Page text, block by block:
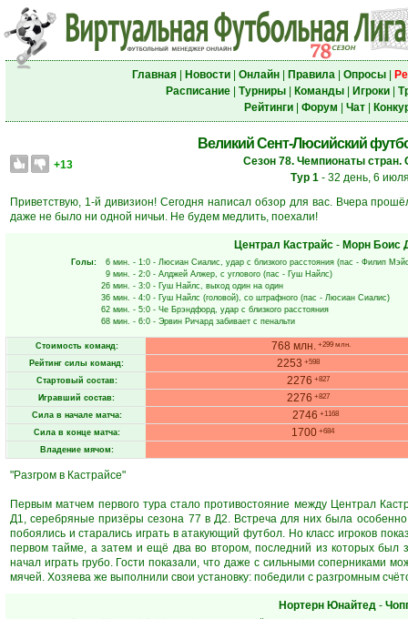
Главная| Новости| Онлайн| Правила| Опросы|
Расписание| Турниры| Команды| Игроки|
Рейтинги| Форум Чат|
Великий Сент-Люсийский
+13
Сезон 78. Чемпионаты стран.
Тур 1 - 32 день, 6
Приветствую, 1-й дивизион! Сегодня написал обзор для вас. Вчера
даже не было ни одной ничьи. Не будем медлить, поехали!
Централ Кастрайс- Морн Боис
Голы: 6 мин. - 1:0 - Люсиан Сиалис, удар с близкого расстояния (пас - Филип
9 мин. - 2:0 - Алджей Алжер, с углового (пас - Гуш Найлс)
26 мин. - 3:0 - Гуш Найлс, выход один на один
36 мин. - 4:0 - Гуш Найлс (головой), со штрафного (пас - Люсиан Сиалис)
62 мин. - 5:0 - Че Брэндфорд, удар с близкого расстояния
68 мин. - 6:0 - Эрвин Ричард забивает с пенальти
Стоимость команд: 768 млн. +299 млн.
Рейтинг силы команд: 2253 +598
Стартовый состав: 2276 +827
Игравший состав: 2276 +827
Сила в начале матча: 2746 +1168
Сила в конце матча: 1700+684
Владение мячом:
"Разгром в Кастрайсе"
Первым матчем первого тура стало противостояние между Централ
Д1, серебряные призёры сезона 77 в Д2. Встреча для них была особенно
побоялись и старались играть в атакующий футбол. Но класс игроков
первом тайме, а затем и ещё два во втором, последний из которых был
начал играть грубо. Гости показали, что даже с сильными соперниками
мячей. Хозяева же выполнили свои установку: победили с разгромным
Нортерн Юнайтед -